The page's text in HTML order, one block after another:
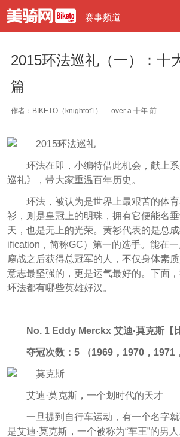
赛事频道
2015环法巡礼（一）：十
篇
作者：BIKETO（knightof1） over a 十年 前
环法在即，小编特借此机会，献上
巡礼》，带大家重温百年历史。
环法，被认为是世界上最艰苦的体
衫，则是皇冠上的明珠，拥有它便能名
天，也是无上的光荣。黄衫代表的是总
ification，简称GC）第一的选手。能在
鏖战之后获得总冠军的人，不仅身体素
意志最坚强的，更是运气最好的。下面
环法都有哪些英雄好汉。
No. 1 Eddy Merckx 艾迪·莫克斯【
夺冠次数：5 （1969，1970，1971
艾迪·莫克斯，一个划时代的天才
一旦提到自行车运动，有一个名字
是艾迪·莫克斯，一个被称为“车王”的男